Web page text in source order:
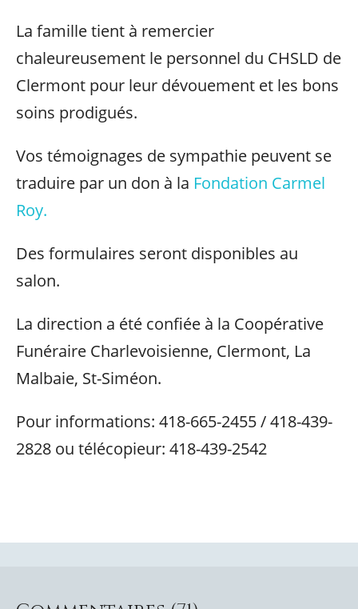
La famille tient à remercier
chaleureusement le personnel du CHSLD de
Clermont pour leur dévouement et les bons
soins prodigués.
Vos témoignages de sympathie peuvent se
traduire par un don à la Fondation Carmel
Roy.
Des formulaires seront disponibles au
salon.
La direction a été confiée à la Coopérative
Funéraire Charlevoisienne, Clermont, La
Malbaie, St-Siméon.
Pour informations: 418-665-2455 / 418-439-
2828 ou télécopieur: 418-439-2542